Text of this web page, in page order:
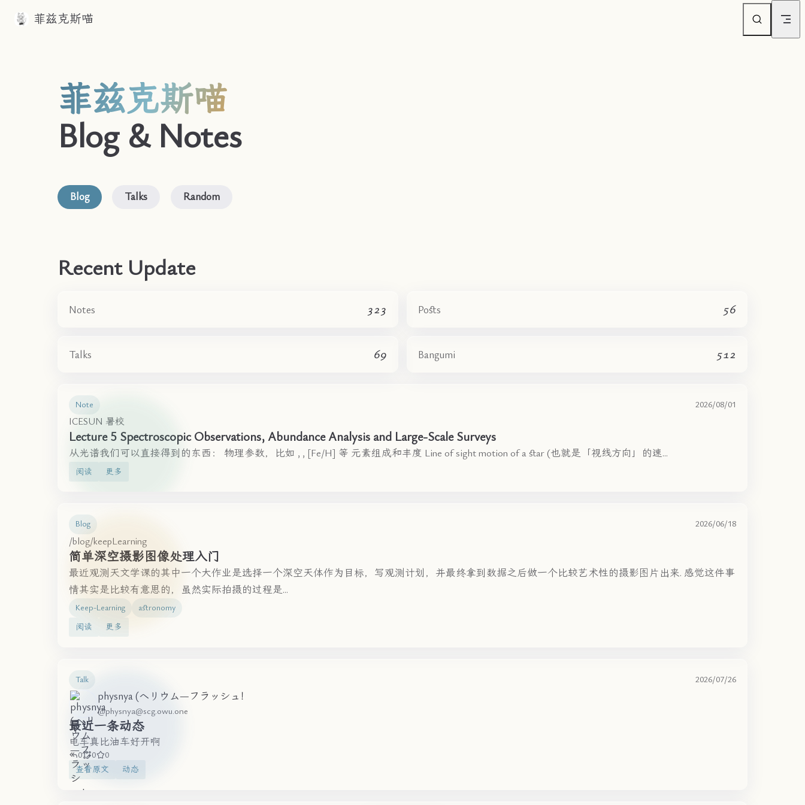
Skip to content
菲兹克斯喵
菲兹克斯喵
Blog & Notes
Blog Talks Random
Recent Update
Notes 323 Posts 56
Talks 69 Bangumi 512
Note 2026/08/01
ICESUN 暑校
Lecture 5 Spectroscopic Observations, Abundance Analysis and Large-Scale Surveys
从光谱我们可以直接得到的东西： 物理参数，比如 , , [Fe/H] 等 元素组成和丰度 Line of sight motion of a star (也就是「视线方向」的速...
阅读 更多
Blog 2026/06/18
/blog/keepLearning
简单深空摄影图像处理入门
最近观测天文学课的其中一个大作业是选择一个深空天体作为目标，写观测计划，并最终拿到数据之后做一个比较艺术性的摄影图片出来. 感觉这件事
情其实是比较有意思的，虽然实际拍摄的过程是...
Keep-Learning astronomy
阅读 更多
Talk 2026/07/26
physnya (ヘリウム—フラッシュ！
@physnya@scg.owu.one
最近一条动态
电车真比油车好开啊
0 0 0
查看原文 动态